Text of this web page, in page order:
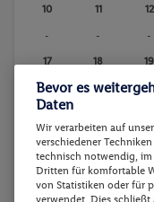
10
-
11
-
12
-
17
-
18
-
19
-
24
- - -
31
-
Bevor es
Daten
Wir verarbeiten auf
verschiedener
technisch notwendig,
Dritten für komfortable
von Statistiken oder für
verwendet. Dies